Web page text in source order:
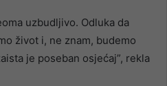
uzbudljivo. Odluka da
život i, ne znam, budemo
je poseban osjećaj”, rekla